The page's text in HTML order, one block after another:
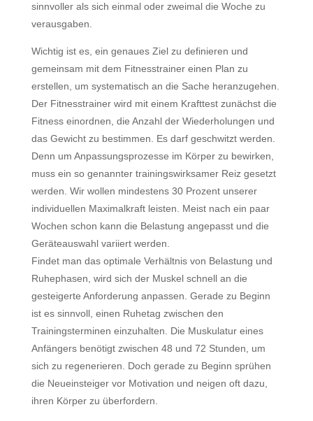
sinnvoller als sich einmal oder zweimal die Woche zu
verausgaben.
Wichtig ist es, ein genaues Ziel zu definieren und
gemeinsam mit dem Fitnesstrainer einen Plan zu
erstellen, um systematisch an die Sache heranzugehen.
Der Fitnesstrainer wird mit einem Krafttest zunächst die
Fitness einordnen, die Anzahl der Wiederholungen und
das Gewicht zu bestimmen. Es darf geschwitzt werden.
Denn um Anpassungsprozesse im Körper zu bewirken,
muss ein so genannter trainingswirksamer Reiz gesetzt
werden. Wir wollen mindestens 30 Prozent unserer
individuellen Maximalkraft leisten. Meist nach ein paar
Wochen schon kann die Belastung angepasst und die
Geräteauswahl variiert werden.
Findet man das optimale Verhältnis von Belastung und
Ruhephasen, wird sich der Muskel schnell an die
gesteigerte Anforderung anpassen. Gerade zu Beginn
ist es sinnvoll, einen Ruhetag zwischen den
Trainingsterminen einzuhalten. Die Muskulatur eines
Anfängers benötigt zwischen 48 und 72 Stunden, um
sich zu regenerieren. Doch gerade zu Beginn sprühen
die Neueinsteiger vor Motivation und neigen oft dazu,
ihren Körper zu überfordern.